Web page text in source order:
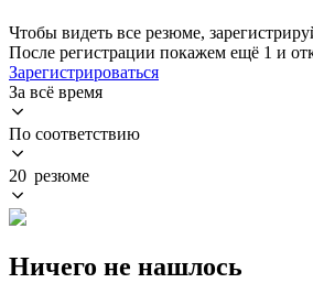
Чтобы видеть все резюме,
После регистрации покажем ещё 1 и
Зарегистрироваться
За всё время
По соответствию
20 резюме
Ничего не нашлось